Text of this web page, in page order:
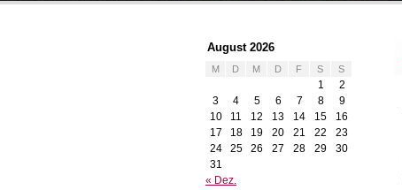
August 2026
M D M D F S S
1
2
3
4 5 6 7 8
9
10
11 12 13 14 15
16
17
18 19 20 21 22
23
24
25 26 27 28 29
30
31
« Dez.